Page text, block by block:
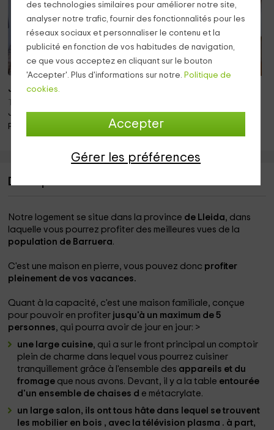
des technologies similaires pour améliorer notre site,
analyser notre trafic, fournir des fonctionnalités pour les
réseaux sociaux et personnaliser le contenu et la
publicité en fonction de vos habitudes de navigation,
ce que vous acceptez en cliquant sur le bouton
'Accepter'. Plus d'informations sur notre. Politique de
cookies.
Accepter
Gérer les préférences
Jusqu'à 4 pers.
Juste 4.3km!
Piscine · Barbecue · Cheminée
Juste 4.3km!
Piscine · Barbecue
Description de Ca la Júlia
Notre logement se situe dans la province de Lleida, dans
laquelle vous pourrez profiter des meilleures vues de la
population de Barruera.
C'est une maison en pierre, vous pouvez donc profiter
pleinement de vos vacances.
Quant à la capacité, c'est une maison familiale, conçue
pour pouvoir en profiter jusqu'à un maximum de 5
personnes, qui pourra avoir de jour en jour: >
une large cuisine, qui a sur le front principal un comptoir
plein de charme dans lequel vous pourrez cuisiner
tranquillement grâce à l'ensemble des appareils et du
fromage que nous avons. Devant, il y a la table entourée
d'un ensemble de chaises d e métacrylate.
un large salon, ils ont tous hâte dans lequel se trouvent
les mobilier en bois , avec la télévision plasma . à part,